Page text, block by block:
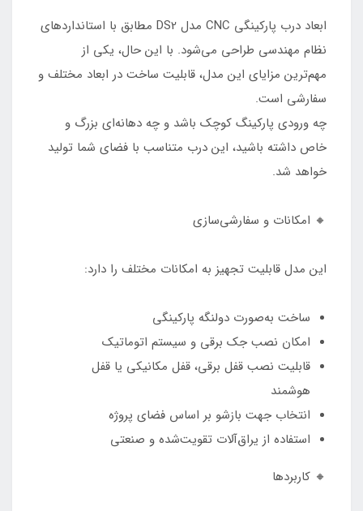
ابعاد درب پارکینگی CNC مدل DS2 مطابق با استانداردهای
نظام مهندسی طراحی می‌شود. با این حال، یکی از
مهم‌ترین مزایای این مدل، قابلیت ساخت در ابعاد مختلف و
سفارشی است.
چه ورودی پارکینگ کوچک باشد و چه دهانه‌ای بزرگ و
خاص داشته باشید، این درب متناسب با فضای شما تولید
خواهد شد.
🔸 امکانات و سفارشی‌سازی
این مدل قابلیت تجهیز به امکانات مختلف را دارد:
ساخت به‌صورت دولنگه پارکینگی
امکان نصب جک برقی و سیستم اتوماتیک
قابلیت نصب قفل برقی، قفل مکانیکی یا قفل
هوشمند
انتخاب جهت بازشو بر اساس فضای پروژه
استفاده از یراق‌آلات تقویت‌شده و صنعتی
🔸 کاربردها